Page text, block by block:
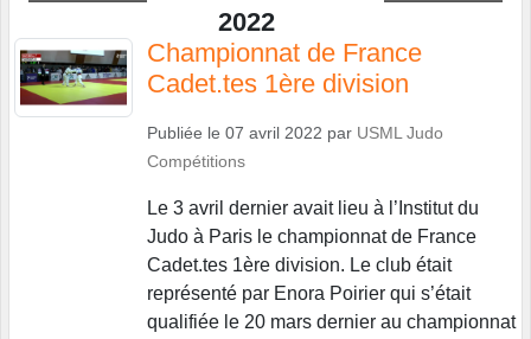
2022
Championnat de France
Cadet.tes 1ère division
Publiée le 07 avril 2022 par USML Judo
Compétitions
Le 3 avril dernier avait lieu à l’Institut du
Judo à Paris le championnat de France
Cadet.tes 1ère division. Le club était
représenté par Enora Poirier qui s’était
qualifiée le 20 mars dernier au championnat